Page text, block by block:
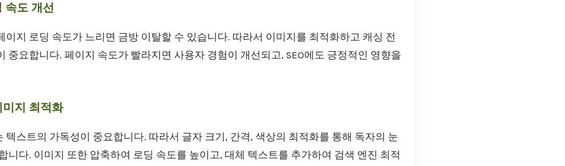
속도 개선
이지 로딩 속도가 느리면 금방 이탈할 수 있습니다. 따라서 이미지를 최적화하고 캐싱 전
중요합니다. 페이지 속도가 빨라지면 사용자 경험이 개선되고, SEO에도 긍정적인 영향을
지 최적화
텍스트의 가독성이 중요합니다. 따라서 글자 크기, 간격, 색상의 최적화를 통해 독자의 눈
니다. 이미지 또한 압축하여 로딩 속도를 높이고, 대체 텍스트를 추가하여 검색 엔진 최적